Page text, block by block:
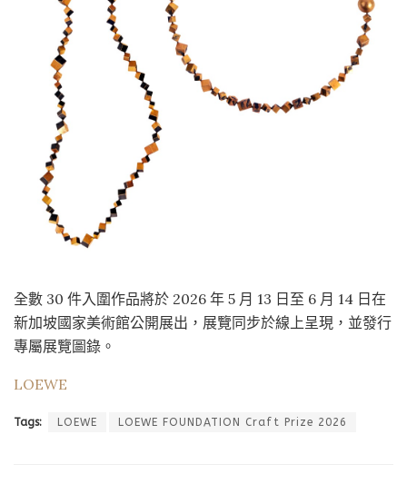
全數 30 件入圍作品將於 2026 年 5 月 13 日至 6 月 14 日在
新加坡國家美術館公開展出，展覽同步於線上呈現，並發行
專屬展覽圖錄。
LOEWE
Tags: LOEWE LOEWE FOUNDATION Craft Prize 2026